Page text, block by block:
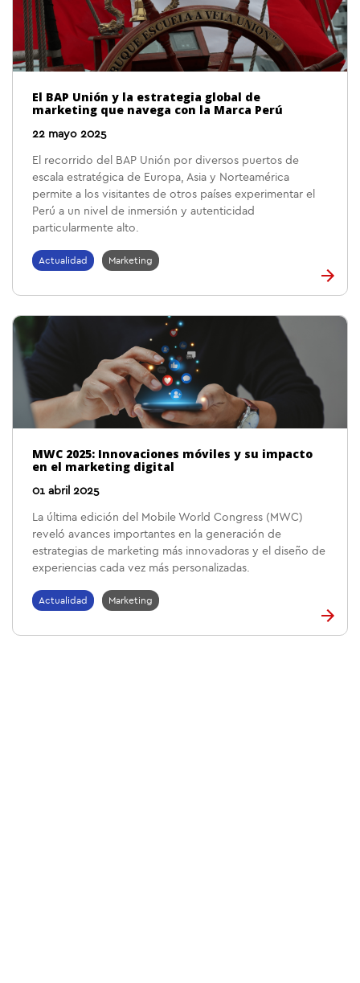
El BAP Unión y la estrategia global de
marketing que navega con la Marca Perú
22 mayo 2025
El recorrido del BAP Unión por diversos puertos de
escala estratégica de Europa, Asia y Norteamérica
permite a los visitantes de otros países experimentar el
Perú a un nivel de inmersión y autenticidad
particularmente alto.
Actualidad Marketing
MWC 2025: Innovaciones móviles y su impacto
en el marketing digital
01 abril 2025
La última edición del Mobile World Congress (MWC)
reveló avances importantes en la generación de
estrategias de marketing más innovadoras y el diseño de
experiencias cada vez más personalizadas.
Actualidad Marketing